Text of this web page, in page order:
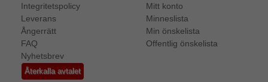
Integritetspolicy
Leverans
Ångerrätt
FAQ
Nyhetsbrev
Återkalla avtalet
Mitt konto
Minneslista
Min önskelista
Offentlig önskelista